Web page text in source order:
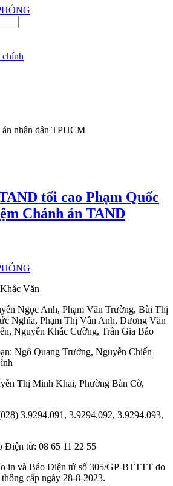
án nhân dân TPHCM
tối cao Phạm Quốc
Chánh án TAND
Văn
Ngọc Anh, Phạm Văn Trường, Bùi Thị
Nghĩa, Phạm Thị Vân Anh, Dương Văn
, Nguyễn Khắc Cường, Trần Gia Bảo
Ngô Quang Trưởng, Nguyễn Chiến
Thị Minh Khai, Phường Bàn Cờ,
3.9294.091, 3.9294.092, 3.9294.093,
Điện tử: 08 65 11 22 55
in và Báo Điện tử số 305/GP-BTTTT do
cấp ngày 28-8-2023.